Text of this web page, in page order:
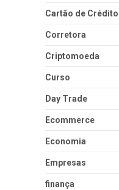
Cartão de Crédito
Corretora
Criptomoeda
Curso
Day Trade
Ecommerce
Economia
Empresas
finança